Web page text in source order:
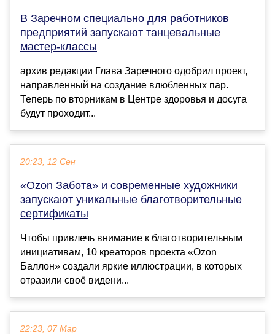
В Заречном специально для работников
предприятий запускают танцевальные
мастер-классы
архив редакции Глава Заречного одобрил проект,
направленный на создание влюбленных пар.
Теперь по вторникам в Центре здоровья и досуга
будут проходит...
20:23, 12 Сен
«Ozon Забота» и современные художники
запускают уникальные благотворительные
сертификаты
Чтобы привлечь внимание к благотворительным
инициативам, 10 креаторов проекта «Ozon
Баллон» создали яркие иллюстрации, в которых
отразили своё видени...
22:23, 07 Мар